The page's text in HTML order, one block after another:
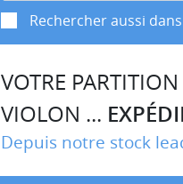
Rechercher aussi
VOTRE
VIOLON ...
Depuis notre stock